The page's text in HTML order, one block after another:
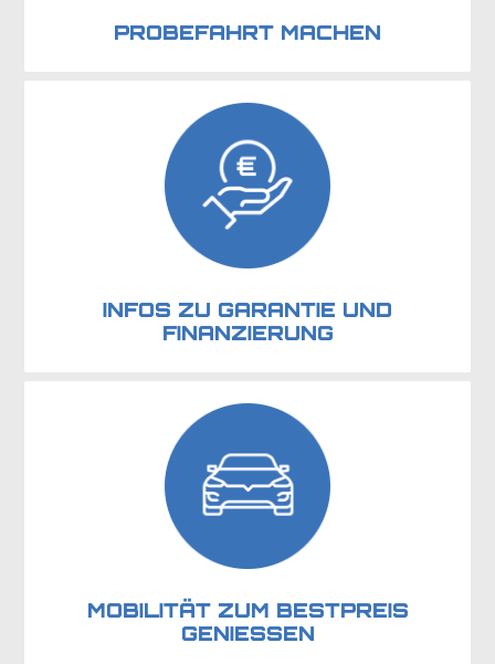
PROBEFAHRT MACHEN
INFOS ZU GARANTIE UND
FINANZIERUNG
MOBILITÄT ZUM BESTPREIS
GENIESSEN